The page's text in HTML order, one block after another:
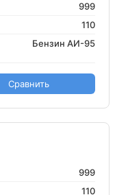
999
110
Бензин АИ-95
Сравнить
999
110